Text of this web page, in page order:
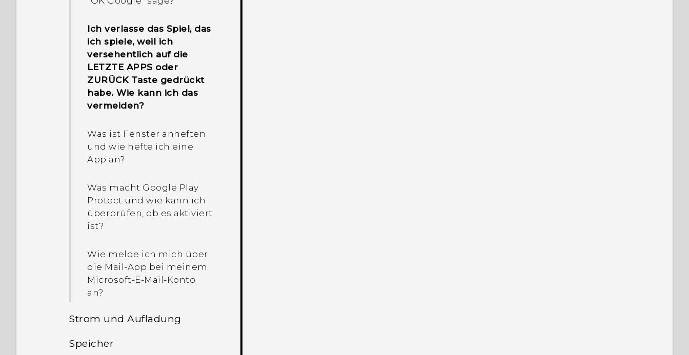
Ich verlasse das Spiel, das
ich spiele, weil ich
versehentlich auf die
LETZTE APPS oder
ZURÜCK Taste gedrückt
habe. Wie kann ich das
vermeiden?
Was ist Fenster anheften
und wie hefte ich eine
App an?
Was macht Google Play
Protect und wie kann ich
überprüfen, ob es aktiviert
ist?
Wie melde ich mich über
die Mail-App bei meinem
Microsoft-E-Mail-Konto
an?
Strom und Aufladung
Wie spare ich Akkustrom?
Speicher